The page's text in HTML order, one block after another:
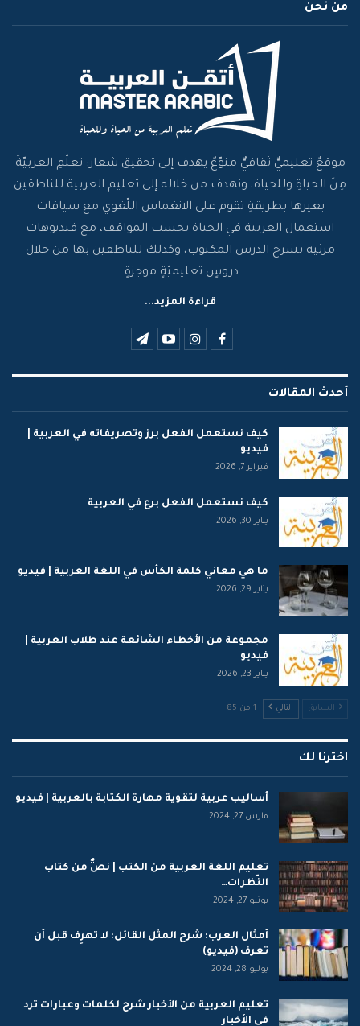
من نحن
موقعٌ تعليميٌّ ثقافيٌّ منوّعٌ يهدف إلى تحقيق شعار: تعلّمِ العربيّةَ
مِنَ الحياةِ وللحياة، ونهدف من خلاله إلى تعليم العربية للناطقين
بغيرها بطريقةٍ تقوم على الانغماس اللّغوي مع سياقات
استعمال العربية في الحياة بحسب المواقف، مع فيديوهات
مرئية تشرح الدرس المكتوب، وكذلك للناطقين بها من خلال
دروسٍ تعليميّةٍ موجزةٍ.
قراءة المزيد...
أحدث المقالات
كيف نستعمل الفعل برز وتصريفاته في العربية |
فيديو
فبراير 7, 2026
كيف نستعمل الفعل برع في العربية
يناير 30, 2026
ما هي معاني كلمة الكأس في اللغة العربية | فيديو
يناير 29, 2026
مجموعة من الأخطاء الشائعة عند طلاب العربية |
فيديو
يناير 23, 2026
السابق التالي 1 من 85
اخترنا لك
أساليب عربية لتقوية مهارة الكتابة بالعربية | فيديو
مارس 27, 2024
تعليم اللغة العربية من الكتب | نصٌّ من كتاب
النّظرات…
يونيو 27, 2024
أمثال العرب: شرح المثل القائل: لا تهرِف قبل أن
تعرف (فيديو)
يوليو 28, 2024
تعليم العربية من الأخبار شرح لكلمات وعبارات ترد
في الأخبار